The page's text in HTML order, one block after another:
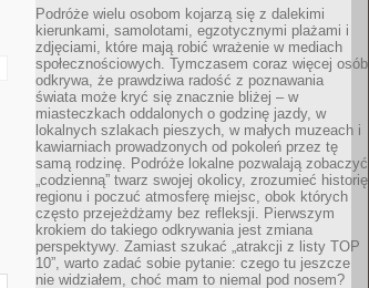
Podróże wielu osobom kojarzą się z dalekimi
kierunkami, samolotami, egzotycznymi plażami i
zdjęciami, które mają robić wrażenie w mediach
społecznościowych. Tymczasem coraz więcej osób
odkrywa, że prawdziwa radość z poznawania
świata może kryć się znacznie bliżej – w
miasteczkach oddalonych o godzinę jazdy, w
lokalnych szlakach pieszych, w małych muzeach i
kawiarniach prowadzonych od pokoleń przez tę
samą rodzinę. Podróże lokalne pozwalają zobaczyć
„codzienną” twarz swojej okolicy, zrozumieć historię
regionu i poczuć atmosferę miejsc, obok których
często przejeżdżamy bez refleksji. Pierwszym
krokiem do takiego odkrywania jest zmiana
perspektywy. Zamiast szukać „atrakcji z listy TOP
10”, warto zadać sobie pytanie: czego tu jeszcze
nie widziałem, choć mam to niemal pod nosem?